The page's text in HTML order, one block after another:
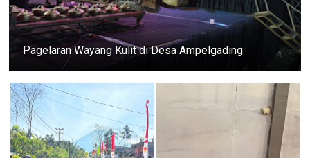
Pagelaran Wayang Kulit di Desa Ampelgading